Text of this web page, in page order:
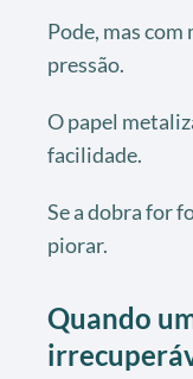
Pode, mas com
pressão.
O papel
facilidade.
Se a dobra for
piorar.
Quando